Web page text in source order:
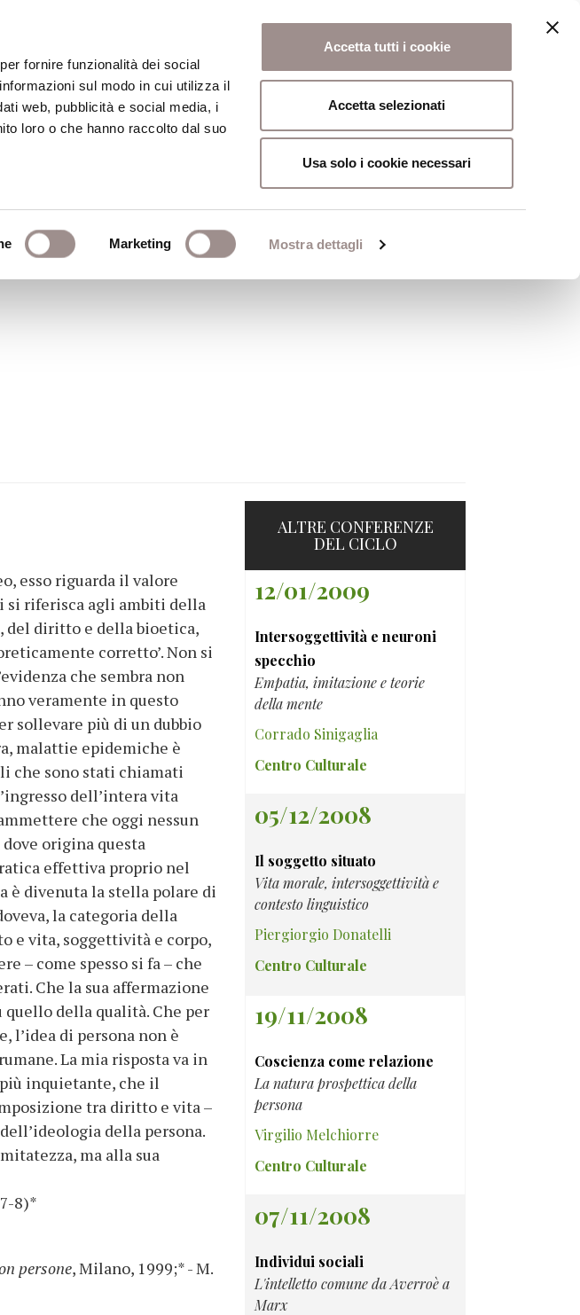
fornire funzionalità dei social
sul modo in cui utilizza il
web, pubblicità e social media, i
loro o che hanno raccolto dal suo
Marketing Mostra dettagli
Accetta tutti i cookie
Accetta selezionati
Usa solo i cookie necessari
Centro Studi Religiosi Scuola Alti Studi
dell'individuo
esso riguarda il valore
si riferisca agli ambiti della
del diritto e della bioetica,
corretto’. Non si
che sembra non
veramente in questo
sollevare più di un dubbio
malattie epidemiche è
che sono stati chiamati
dell’intera vita
che oggi nessun
origina questa
effettiva proprio nel
è divenuta la stella polare di
la categoria della
e vita, soggettività e corpo,
– come spesso si fa – che
Che la sua affermazione
della qualità. Che per
l’idea di persona non è
La mia risposta va in
inquietante, che il
tra diritto e vita –
della persona.
ma alla sua
8)*
persone, Milano, 1999;* - M.
ALTRE CONFERENZE
DEL CICLO
12/01/2009
Intersoggettività e neuroni
specchio
Empatia, imitazione e teorie
della mente
Corrado Sinigaglia
Centro Culturale
05/12/2008
Il soggetto situato
Vita morale, intersoggettività e
contesto linguistico
Piergiorgio Donatelli
Centro Culturale
19/11/2008
Coscienza come relazione
La natura prospettica della
persona
Virgilio Melchiorre
Centro Culturale
07/11/2008
Individui sociali
L'intelletto comune da Averroè a
Marx